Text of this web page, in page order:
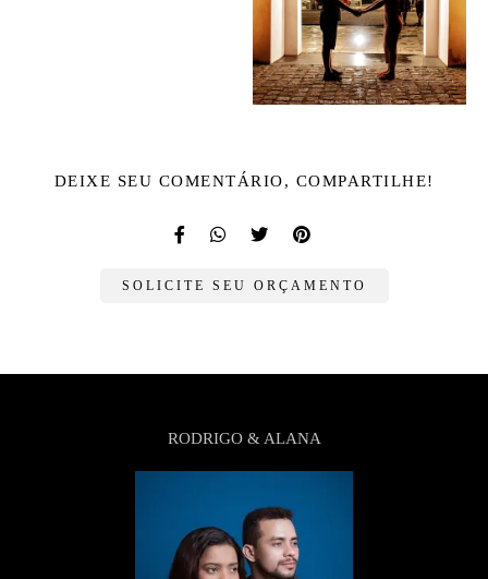
DEIXE SEU COMENTÁRIO, COMPARTILHE!
SOLICITE SEU ORÇAMENTO
RODRIGO & ALANA